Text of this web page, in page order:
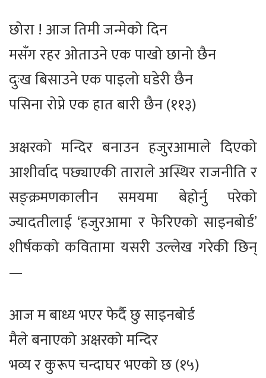
छोरा ! आज तिमी जन्मेको दिन
मसँग रहर ओताउने एक पाखो छानो छैन
दुःख बिसाउने एक पाइलो घडेरी छैन
पसिना रोप्ने एक हात बारी छैन (११३)
अक्षरको मन्दिर बनाउन हजुरआमाले दिएको
आशीर्वाद पछ्याएकी ताराले अस्थिर राजनीति र
सङ्क्रमणकालीन समयमा बेहोर्नु परेको
ज्यादतीलाई ‘हजुरआमा र फेरिएको साइनबोर्ड’
शीर्षकको कवितामा यसरी उल्लेख गरेकी छिन्
—
आज म बाध्य भएर फेर्दै छु साइनबोर्ड
मैले बनाएको अक्षरको मन्दिर
भव्य र कुरूप चन्दाघर भएको छ (१५)